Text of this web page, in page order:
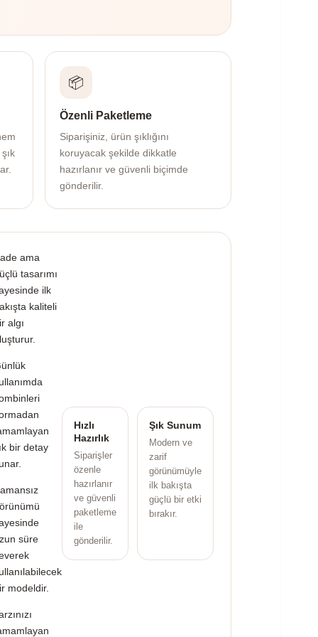
📦
Özenli Paketleme
Siparişiniz, ürün şıklığını
koruyacak şekilde dikkatle
hazırlanır ve güvenli biçimde
gönderilir.
ama
tasarımı
ilk
kaliteli
algı
bir detay
süre
modeldir.
Hızlı
Hazırlık
Siparişler
özenle
hazırlanır
ve güvenli
paketleme
ile
gönderilir.
Şık Sunum
Modern ve
zarif
görünümüyle
ilk bakışta
güçlü bir etki
bırakır.